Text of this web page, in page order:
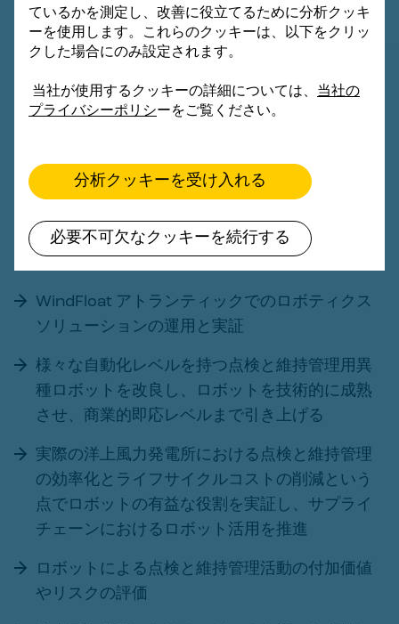
ているかを測定し、改善に役立てるために分析クッキ
ーを使用します。これらのクッキーは、以下をクリッ
クした場合にのみ設定されます。
当社が使用するクッキーの詳細については、 当社の
プライバシーポリシーをご覧ください。
分析クッキーを受け入れる
必要不可欠なクッキーを続行する
イロットの展開
シナリオを示す新しい産業向けショーケースの
WindFloat アトランティックでのロボティクス
ソリューションの運用と実証
様々な自動化レベルを持つ点検と維持管理用異
種ロボットを改良し、ロボットを技術的に成熟
させ、商業的即応レベルまで引き上げる
実際の洋上風力発電所における点検と維持管理
の効率化とライフサイクルコストの削減という
点でロボットの有益な役割を実証し、サプライ
チェーンにおけるロボット活用を推進
ロボットによる点検と維持管理活動の付加価値
やリスクの評価